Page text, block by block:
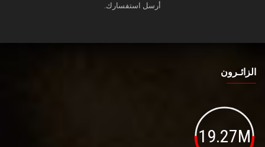
أرسل استفسارك.
الزائـرون
19.27M